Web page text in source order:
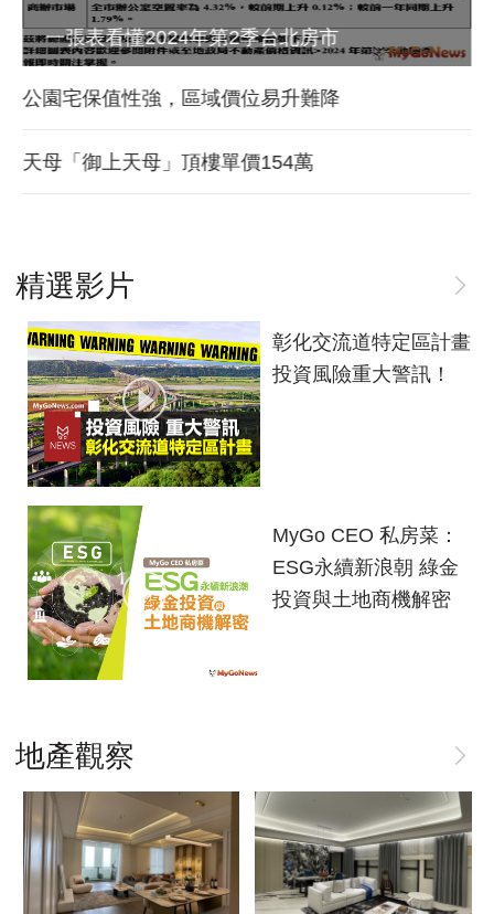
一張表看懂2024年第2季台北房市
公園宅保值性強，區域價位易升難降
天母「御上天母」頂樓單價154萬
將捷集團「北大特區」推出「將捷朗學」
北大學勤路VS.北市仁愛路，1/3價享綠蔭廊道
北大特區生活6特色，形塑國際居住環境品質
做住戶一輩子靠山 桃績優品牌「展志建設」
以自住心蓋房
建商注意！桃園建築工地「2項新規定」
龜山善捷段、興安段社會住宅開工
品牌建商聯手國際頂奢品牌 創造尊榮生活新
高度
一線建商成為Q4購屋首選
台中「這」類型醫療中心周邊房市最夯！
南科營業額破兆元，科技新貴帶動房市
台南市南區鹽埕段國有4土地公告招商
台南新都安居B社宅 統包工程招標
橋科複製「南科模式+竹科效應」房產長期
穩健增值
北高雄「科技4金剛」讓橋科第一排的燕巢區受惠
高大特區 近＆靜「名宅」短距輕鬆滿足民生所需
精選影片
彰化交流道特定區計畫
投資風險重大警訊！
MyGo CEO 私房菜：
ESG永續新浪朝 綠金
投資與土地商機解密
地產觀察